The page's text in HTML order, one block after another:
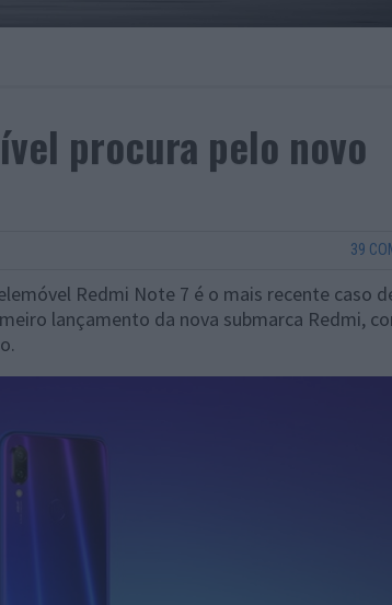
procura pelo novo
39
Redmi Note 7 é o mais recente caso
lançamento da nova submarca Redmi,